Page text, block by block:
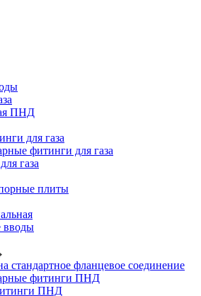
ПНД
для газа
фитинги для газа
газа
плиты
вводы
стандартное фланцевое соединение
фитинги ПНД
ПНД